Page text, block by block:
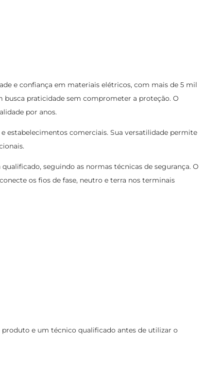
e confiança em materiais elétricos, com mais de 5 mil
busca praticidade sem comprometer a proteção. O
por anos.
estabelecimentos comerciais. Sua versatilidade permite
seguindo as normas técnicas de segurança. O
os fios de fase, neutro e terra nos terminais
e um técnico qualificado antes de utilizar o